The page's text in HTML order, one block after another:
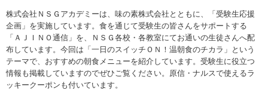
株式会社ＮＳＧアカデミーは、味の素株式会社とともに、「受験生応援
企画」を実施しています。食を通じて受験生の皆さんをサポートする
「ＡＪＩＮＯ通信」を、ＮＳＧ各校・各教室にてお通いの生徒さんへ配
布しています。今回は「一日のスイッチＯＮ！温朝食のチカラ」という
テーマで、おすすめの朝食メニューを紹介しています。受験生に役立つ
情報も掲載していますのでぜひご覧ください。原信・ナルスで使えるラ
ッキークーポンも付いています。